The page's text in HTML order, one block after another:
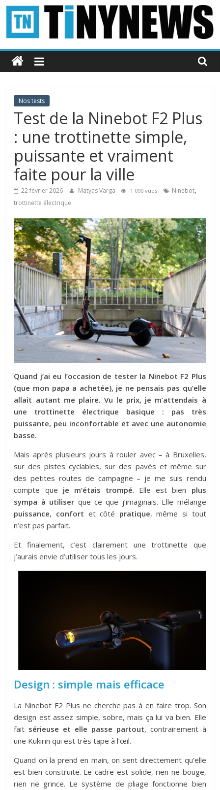
Passer
contenu
Tinynews
Le
belge
connecté
Nos tests
Test de la Ninebot F2 Plus
: une trottinette simple,
puissante et vraiment
faite pour la ville
22 février 2026 Matyas Varga 1 090 vues Ninebot,
trottinette électrique
Quand j’ai eu l’occasion de tester la Ninebot F2 Plus
(que mon papa a achetée), je ne pensais pas qu’elle
allait autant me plaire. Vu le prix, je m’attendais à
une trottinette électrique basique : pas très
puissante, peu inconfortable et avec une autonomie
basse.
Mais après plusieurs jours à rouler avec – à Bruxelles,
sur des pistes cyclables, sur des pavés et même sur
des petites routes de campagne – je me suis rendu
compte que je m’étais trompé. Elle est bien plus
sympa à utiliser que ce que j’imaginais. Elle mélange
puissance, confort et côté pratique, même si tout
n’est pas parfait.
Et finalement, c’est clairement une trottinette que
j’aurais envie d’utiliser tous les jours.
Design : simple mais efficace
La Ninebot F2 Plus ne cherche pas à en faire trop. Son
design est assez simple, sobre, mais ça lui va bien. Elle
fait sérieuse et elle passe partout, contrairement à
une Kukirin qui est très tape à l’œil.
Quand on la prend en main, on sent directement qu’elle
est bien construite. Le cadre est solide, rien ne bouge,
rien ne grince. Le système de pliage fonctionne bien